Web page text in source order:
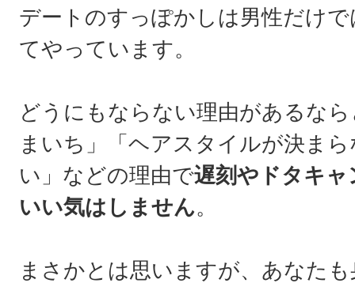
デートのすっぽかしは男性だけ
てやっています。
どうにもならない理由があるな
まいち」「ヘアスタイルが決ま
い」などの理由で遅刻やドタキ
いい気はしません。
まさかとは思いますが、あなた